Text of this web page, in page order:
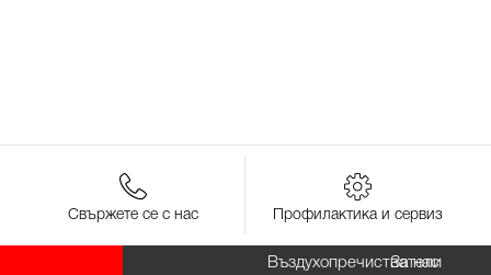
Свържете се с нас Профилактика и сервиз
Въздухопречистватели
За нас